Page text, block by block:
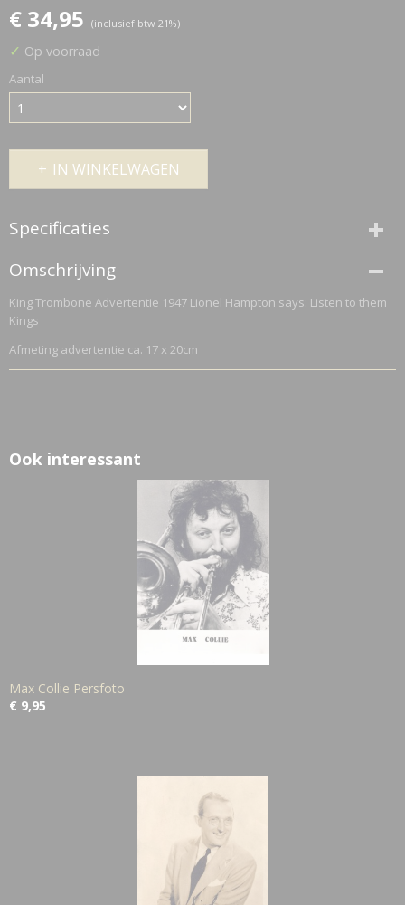
€ 34,95 (inclusief btw 21%)
✓ Op voorraad
Aantal
IN WINKELWAGEN
Specificaties
Netto gewicht
0,70 Kg
Bruto gewicht
0,70 Kg
Omschrijving
King Trombone Advertentie 1947 Lionel Hampton says: Listen to them
Kings
Afmeting advertentie ca. 17 x 20cm
Ook interessant
Max Collie Persfoto
€ 9,95